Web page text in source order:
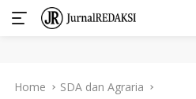
Home SDA dan Agraria